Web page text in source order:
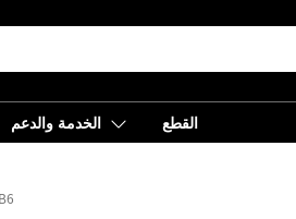
الخدمة والدعم القطع
B6